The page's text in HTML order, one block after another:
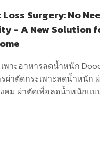
Surgery: No
– A New Solution
พาะอาหารลดน้ำหนัก
ผ่าตัดกระเพาะลดน้ำหนัก
คม ผ่าตัดเพื่อลดน้ำหนักแ